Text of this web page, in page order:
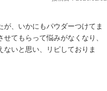
、いかにもパウダーつけてま
てもらって悩みがなくなり、
いと思い、リピしておりま